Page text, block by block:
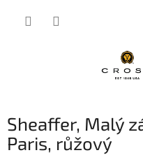
Sheaffer, Malý
Paris, růžový